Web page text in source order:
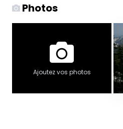
Photos
Ajoutez vos photos